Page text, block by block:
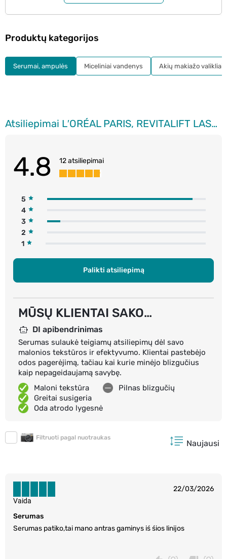
Atsiliepimai L′ORÉAL PARIS, REVITALIFT LASER, serumas nuo senėjimo požymių, 15 ml
4.8 12 atsiliepimai
5
4
3
2
1
Palikti atsiliepimą
MŪSŲ KLIENTAI SAKO…
DI apibendrinimas
Serumas sulaukė teigiamų atsiliepimų dėl savo
malonios tekstūros ir efektyvumo. Klientai pastebėjo
odos pagerėjimą, tačiau kai kurie minėjo blizgučius
kaip nepageidaujamą savybę.
Maloni tekstūra
Greitai susigeria
Oda atrodo lygesnė
Pilnas blizgučių
Filtruoti pagal nuotraukas
Naujausi
22/03/2026
Serumas
Serumas patiko,tai mano antras gaminys iś śios linijos
Vaida
Produktų kategorijos
Serumai, ampulės Miceliniai vandenys Akių makiažo valikliai